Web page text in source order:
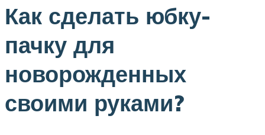
Как сделать юбку-
пачку для
новорожденных
своими руками?